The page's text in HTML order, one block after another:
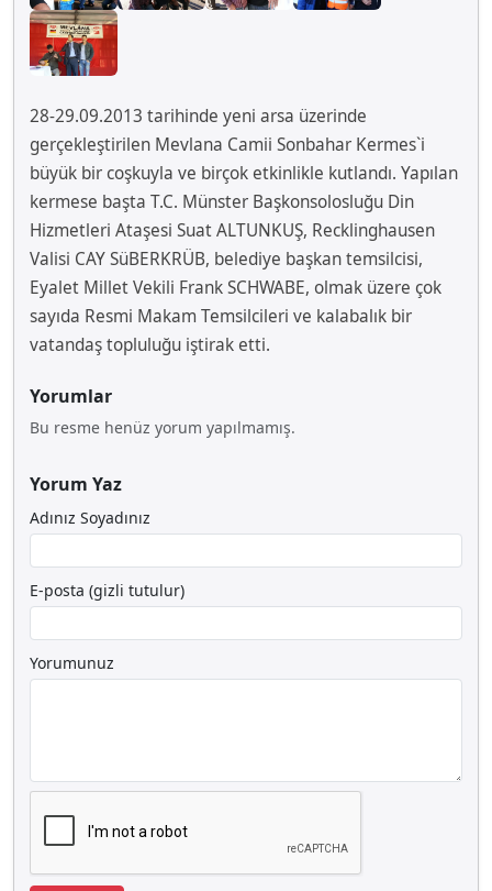
28-29.09.2013 tarihinde yeni arsa üzerinde
gerçekleştirilen Mevlana Camii Sonbahar Kermes`i
büyük bir coşkuyla ve birçok etkinlikle kutlandı. Yapılan
kermese başta T.C. Münster Başkonsolosluğu Din
Hizmetleri Ataşesi Suat ALTUNKUŞ, Recklinghausen
Valisi CAY SüBERKRÜB, belediye başkan temsilcisi,
Eyalet Millet Vekili Frank SCHWABE, olmak üzere çok
sayıda Resmi Makam Temsilcileri ve kalabalık bir
vatandaş topluluğu iştirak etti.
Yorumlar
Bu resme henüz yorum yapılmamış.
Yorum Yaz
Adınız Soyadınız
E-posta (gizli tutulur)
Yorumunuz